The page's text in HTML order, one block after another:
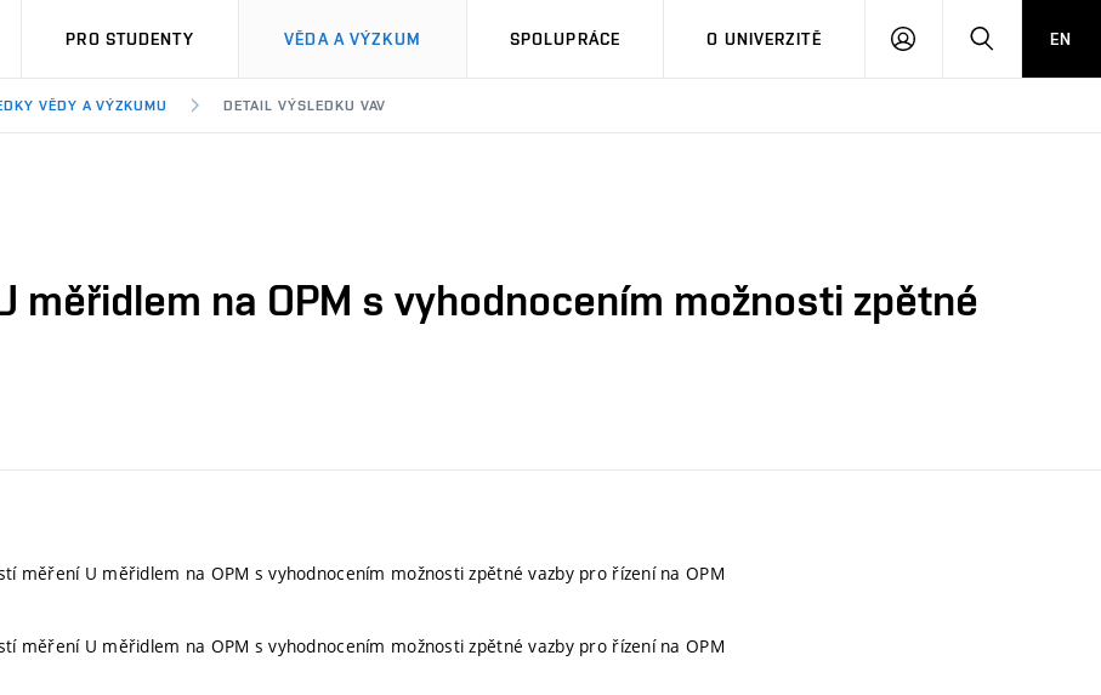
PRO STUDENTY VĚDA A VÝZKUM SPOLUPRÁCE O UNIVERZITĚ
PŘIHLÁSIT HLEDATEN
VĚDY A VÝZKUMU DETAIL VÝSLEDKU VAV
měřidlem na OPM s vyhodnocením možnosti zpětné
měření U měřidlem na OPM s vyhodnocením možnosti zpětné vazby pro řízení na OPM
měření U měřidlem na OPM s vyhodnocením možnosti zpětné vazby pro řízení na OPM